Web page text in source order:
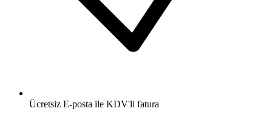
Ücretsiz E-posta ile KDV'li fatura